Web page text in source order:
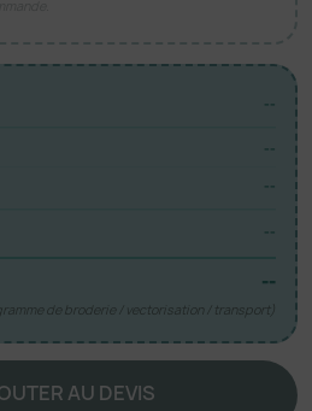
--
--
--
--
--
de broderie / vectorisation / transport)
AU DEVIS